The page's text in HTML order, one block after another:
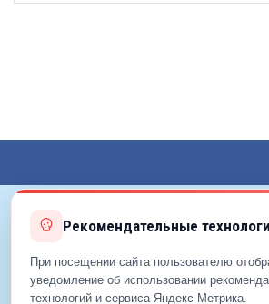
©
Политика
Политика
Рекомендательные
При посещении сайта пользователю
уведомление об использовании
технологий и сервиса Яндекс Метрика.